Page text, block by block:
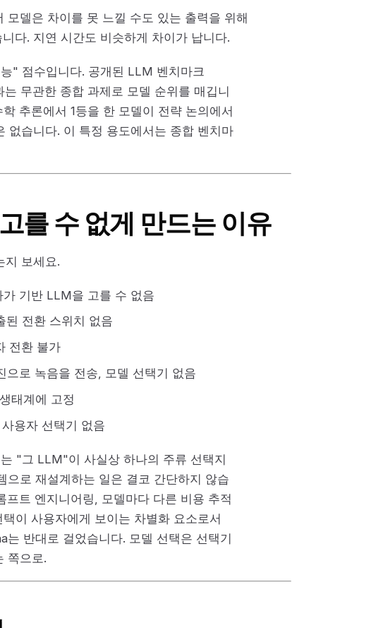
모델은 차이를 못 느낄 수도 있는 출력을 위해
다. 지연 시간도 비슷하게 차이가 납니다.
" 점수입니다. 공개된 LLM 벤치마크
무관한 종합 과제로 모델 순위를 매깁니
학 추론에서 1등을 한 모델이 전략 논의에서
없습니다. 이 특정 용도에서는 종합 벤치마
를 수 없게 만드는 이유
지 보세요.
기반 LLM을 고를 수 없음
전환 스위치 없음
전환 불가
로 녹음을 전송, 모델 선택기 없음
태계에 고정
용자 선택기 없음
"그 LLM"이 사실상 하나의 주류 선택지
로 재설계하는 일은 결코 간단하지 않습
트 엔지니어링, 모델마다 다른 비용 추적
이 사용자에게 보이는 차별화 요소로서
반대로 걸었습니다. 모델 선택은 선택기
쪽으로.